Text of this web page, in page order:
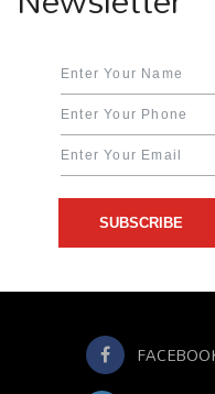
SUBSCRIBE